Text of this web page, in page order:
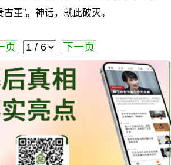
董”。神话，就此破灭。
页 下一页